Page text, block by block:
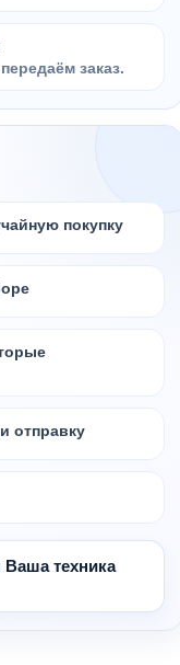
заказ.
покупку
отправку
техника